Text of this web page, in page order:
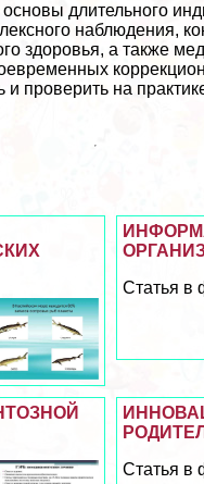
длительного
наблюдения,
здоровья, а также
и проверить на
Статья в
Статья в